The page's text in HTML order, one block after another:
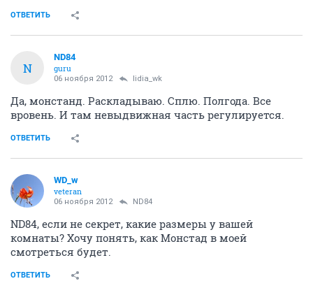
ОТВЕТИТЬ
N
ND84
guru
06 ноября 2012 lidia_wk
Да, монстанд. Раскладываю. Сплю. Полгода. Все
вровень. И там невыдвижная часть регулируется.
ОТВЕТИТЬ
WD_w
veteran
06 ноября 2012 ND84
ND84, если не секрет, какие размеры у вашей
комнаты? Хочу понять, как Монстад в моей
смотреться будет.
ОТВЕТИТЬ